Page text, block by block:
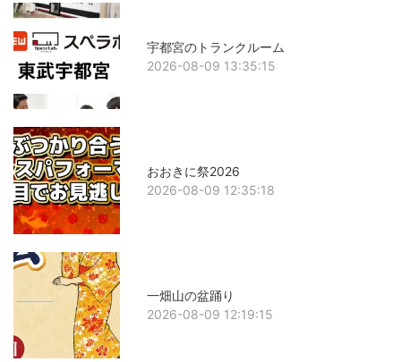
宇都宮のトランクルーム
2026-08-09 13:35:15
おおきに祭2026
2026-08-09 12:35:18
一畑山の盆踊り
2026-08-09 12:19:15